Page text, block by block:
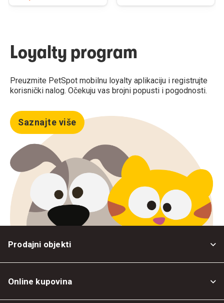
Loyalty program
Preuzmite PetSpot mobilnu loyalty aplikaciju i registrujte
korisnički nalog. Očekuju vas brojni popusti i pogodnosti.
Saznajte više
Prodajni objekti
Online kupovina